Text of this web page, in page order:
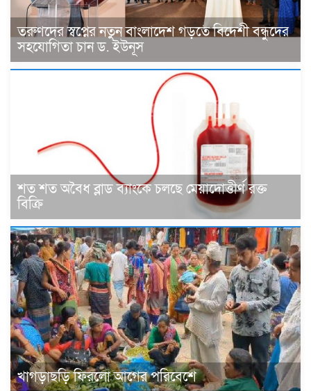
তরুণদের স্বপ্নের নতুন বাংলাদেশ গড়তে বিদেশী বন্ধুদের
সহযোগিতা চান ড. ইউনূস
শত শত অবৈধ ব্লাড ব্যাংকে চলছে মেয়াদোত্তীর্ণ রক্ত
বিক্রি
খাগড়াছড়ি ফিরলো আগের পরিবেশে